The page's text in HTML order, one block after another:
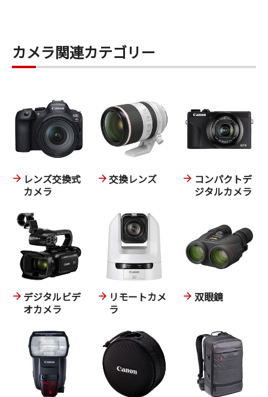
カメラ関連カテゴリー
レンズ交換式
カメラ
交換レンズ
コンパクトデ
ジタルカメラ
デジタルビデ
オカメラ
リモートカメ
ラ
双眼鏡